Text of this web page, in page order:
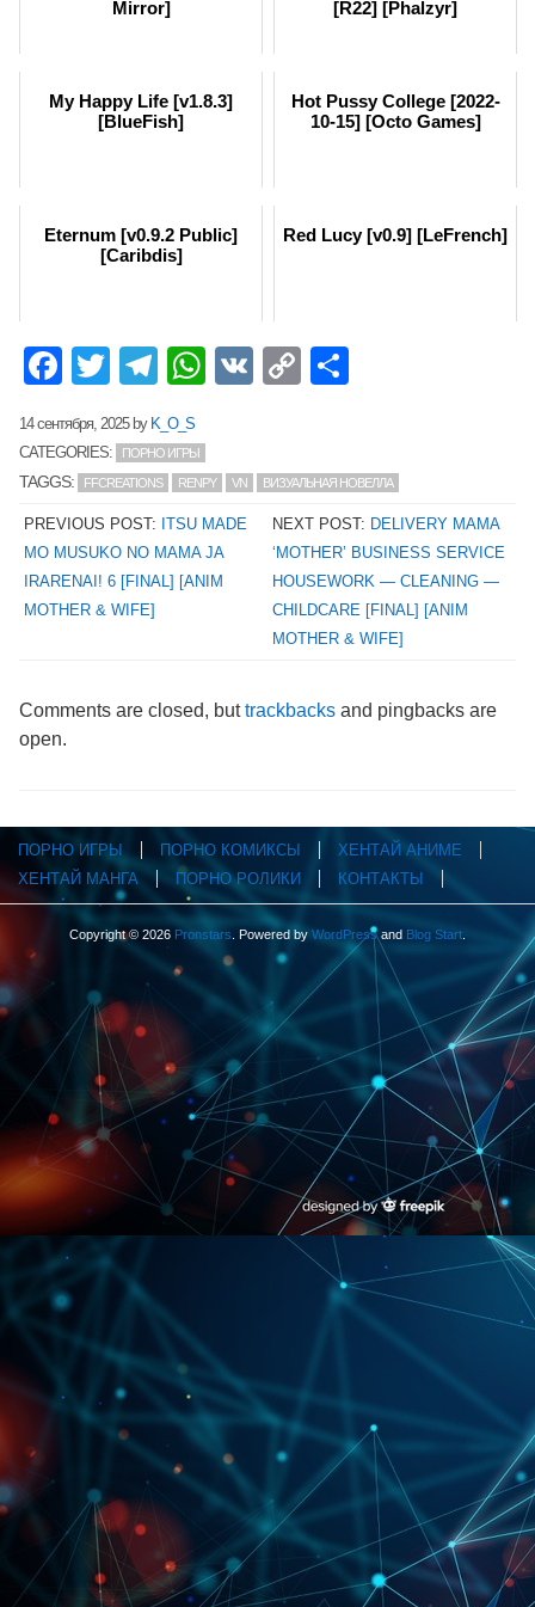
Mirror] [R22] [Phalzyr]
My Happy Life [v1.8.3]
[BlueFish]
Hot Pussy College [2022-
10-15] [Octo Games]
Eternum [v0.9.2 Public]
[Caribdis]
Red Lucy [v0.9] [LeFrench]
Facebook
TwitterTelegram
WhatsApp
VK Copy
14 сентября, 2025by K_O_S
CATEGORIES:
ПОРНО ИГРЫ
TAGGS: FFCREATIONS RENPY VN ВИЗУАЛЬНАЯ НОВЕЛЛА
PREVIOUS POST: ITSU MADE
MO MUSUKO NO MAMA JA
IRARENAI! 6 [FINAL] [ANIM
MOTHER & WIFE]
NEXT POST: DELIVERY MAMA
‘MOTHER’ BUSINESS SERVICE
HOUSEWORK — CLEANING —
CHILDCARE [FINAL] [ANIM
MOTHER & WIFE]
Comments are closed, buttrackbacks and pingbacks are
open.
ПОРНО ИГРЫ ПОРНО КОМИКСЫ
ХЕНТАЙ АНИМЕ
ХЕНТАЙ МАНГА
ПОРНО РОЛИКИ КОНТАКТЫ
Copyright © 2026 Pronstars. Powered by WordPressand Blog Start.